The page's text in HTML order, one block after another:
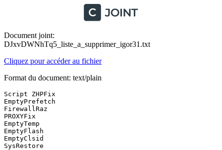
Document joint:
DJxvDWNhTq5_liste_a_supprimer_igor31.txt
Cliquez pour accéder au fichier
Format du document: text/plain
Script ZHPFix
EmptyPrefetch
FirewallRaz
PROXYFix
EmptyTemp
EmptyFlash
EmptyClsid
SysRestore